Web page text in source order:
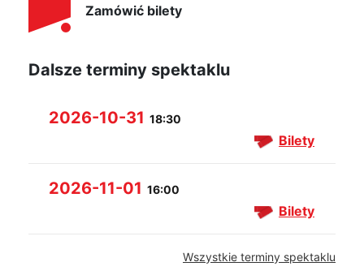
Zamówić bilety
Dalsze terminy spektaklu
2026-10-31 18:30
Bilety
2026-11-01 16:00
Bilety
Wszystkie terminy spektaklu